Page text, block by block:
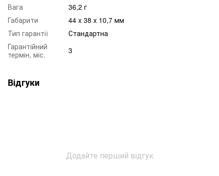
Вага
36,2 г
Габарити
44 x 38 x 10,7 мм
Тип гарантії
Стандартна
Гарантійний
термін, міс.
3
Відгуки
Додайте перший відгук